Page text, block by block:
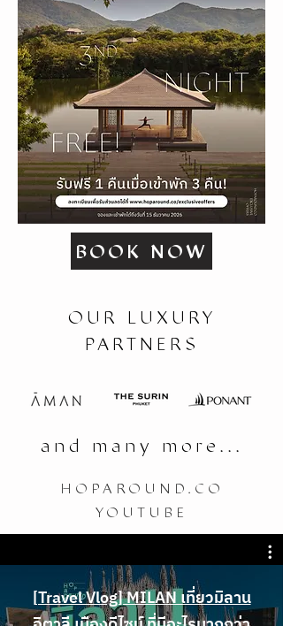
BOOK NOW
OUR LUXURY
PARTNERS
and many more...
HOPAROUND.CO
YOUTUBE
[Travel Vlog] MILAN เที่ยวมิลาน